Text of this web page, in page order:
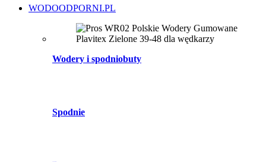
WODOODPORNI.PL
Wodery i spodniobuty
Spodnie